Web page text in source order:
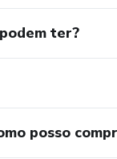
ter?
posso